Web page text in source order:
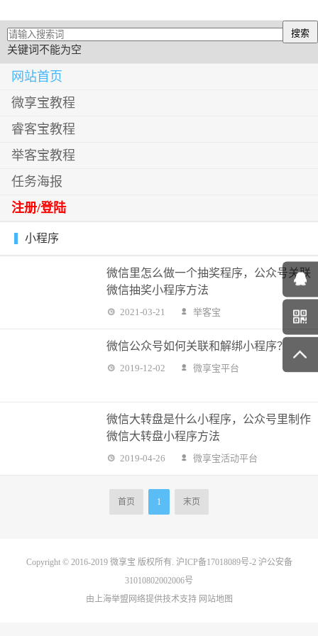
关键词不能为空
网站首页
微享宝教程
睿客宝教程
举客宝教程
任务海报
注册/登陆
小程序
微信里怎么做一个抽奖程序，公众号关联
微信抽奖小程序方法
2021-03-21 举客宝
微信公众号如何关联和解绑小程序？
2019-12-02 微享宝平台
微信大转盘是什么小程序，公众号里制作
微信大转盘小程序方法
2019-04-26 微享宝活动平台
首页 1 末页
Copyright © 2016-2019 微享宝 版权所有. 沪ICP备17018089号-2沪公安备
31010802002006号
由上海举盟网络提供技术支持 网站地图